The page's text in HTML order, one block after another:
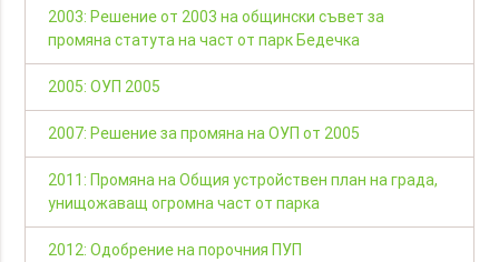
2003: Решение от 2003 на общински съвет за
промяна статута на част от парк Бедечка
2005: ОУП 2005
2007: Решение за промяна на ОУП от 2005
2011: Промяна на Общия устройствен план на града,
унищожаващ огромна част от парка
2012: Одобрение на порочния ПУП